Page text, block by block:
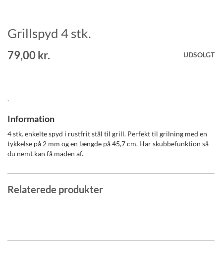
Gå
til
starten
af
Grillspyd 4 stk.
79,00 kr. UDSOLGT
.
Information
4 stk. enkelte spyd i rustfrit stål til grill. Perfekt til grilning med en
tykkelse på 2 mm og en længde på 45,7 cm. Har skubbefunktion så
du nemt kan få maden af.
Relaterede produkter